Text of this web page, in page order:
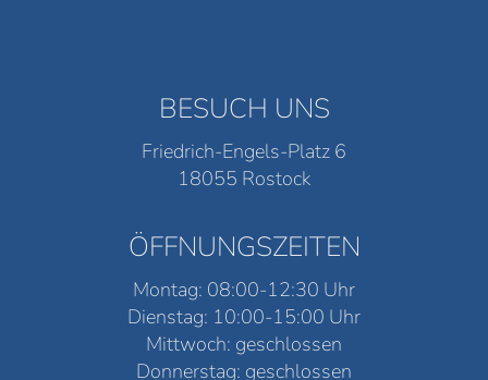
BESUCH UNS
Friedrich-Engels-Platz 6
18055 Rostock
ÖFFNUNGSZEITEN
Montag: 08:00-12:30 Uhr
Dienstag: 10:00-15:00 Uhr
Mittwoch: geschlossen
Donnerstag: geschlossen